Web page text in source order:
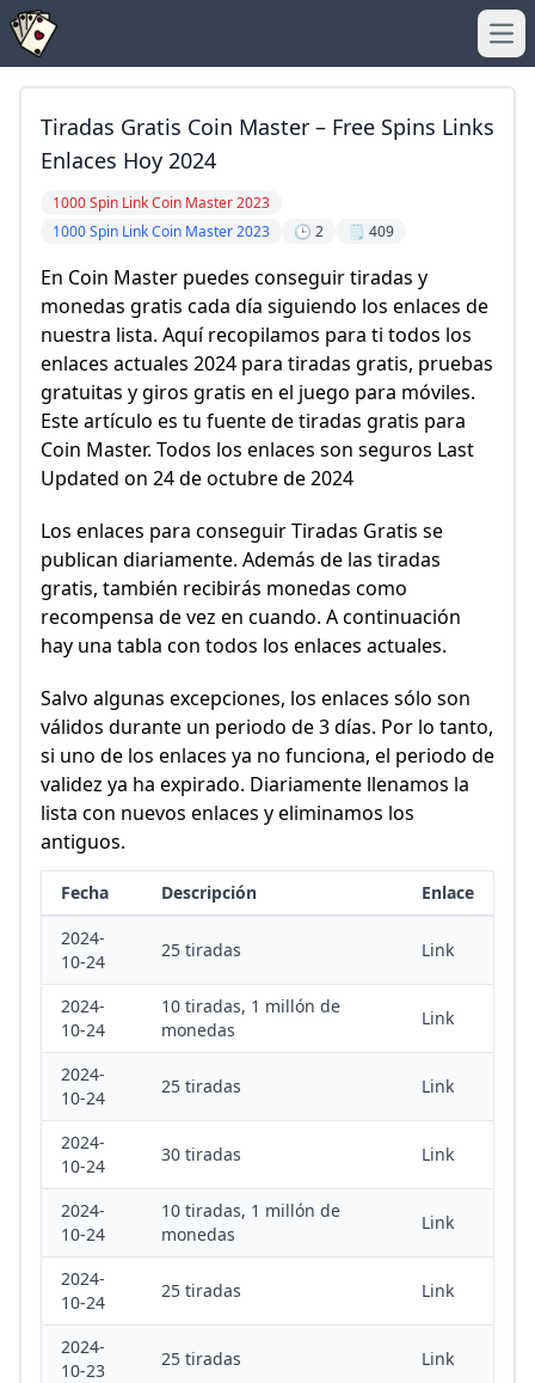
Tiradas Gratis Coin Master – Free Spins Links
Enlaces Hoy 2024
1000 Spin Link Coin Master 2023
1000 Spin Link Coin Master 2023
🕒 2 🗒️ 409
En Coin Master puedes conseguir tiradas y
monedas gratis cada día siguiendo los enlaces de
nuestra lista. Aquí recopilamos para ti todos los
enlaces actuales 2024 para tiradas gratis, pruebas
gratuitas y giros gratis en el juego para móviles.
Este artículo es tu fuente de tiradas gratis para
Coin Master. Todos los enlaces son seguros Last
Updated on 24 de octubre de 2024
Los enlaces para conseguir Tiradas Gratis se
publican diariamente. Además de las tiradas
gratis, también recibirás monedas como
recompensa de vez en cuando. A continuación
hay una tabla con todos los enlaces actuales.
Salvo algunas excepciones, los enlaces sólo son
válidos durante un periodo de 3 días. Por lo tanto,
si uno de los enlaces ya no funciona, el periodo de
validez ya ha expirado. Diariamente llenamos la
lista con nuevos enlaces y eliminamos los
antiguos.
Fecha Descripción
Enlace
2024-
10-24
25 tiradas Link
2024-
10-24
10 tiradas, 1 millón de
monedas
Link
2024-
10-24
25 tiradas Link
2024-
10-24
30 tiradas Link
2024-
10-24
10 tiradas, 1 millón de
monedas
Link
2024-
10-24
25 tiradas Link
2024-
10-23
25 tiradas Link